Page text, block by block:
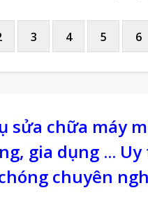
và đơn vị uy tín hàng
3 4 5 6
sửa chữa máy
gia dụng ...
chuyên